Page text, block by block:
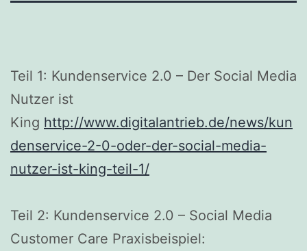
Teil 1: Kundenservice 2.0 – Der Social Media
Nutzer ist
King http://www.digitalantrieb.de/news/kun
denservice-2-0-oder-der-social-media-
nutzer-ist-king-teil-1/
Teil 2: Kundenservice 2.0 – Social Media
Customer Care Praxisbeispiel: